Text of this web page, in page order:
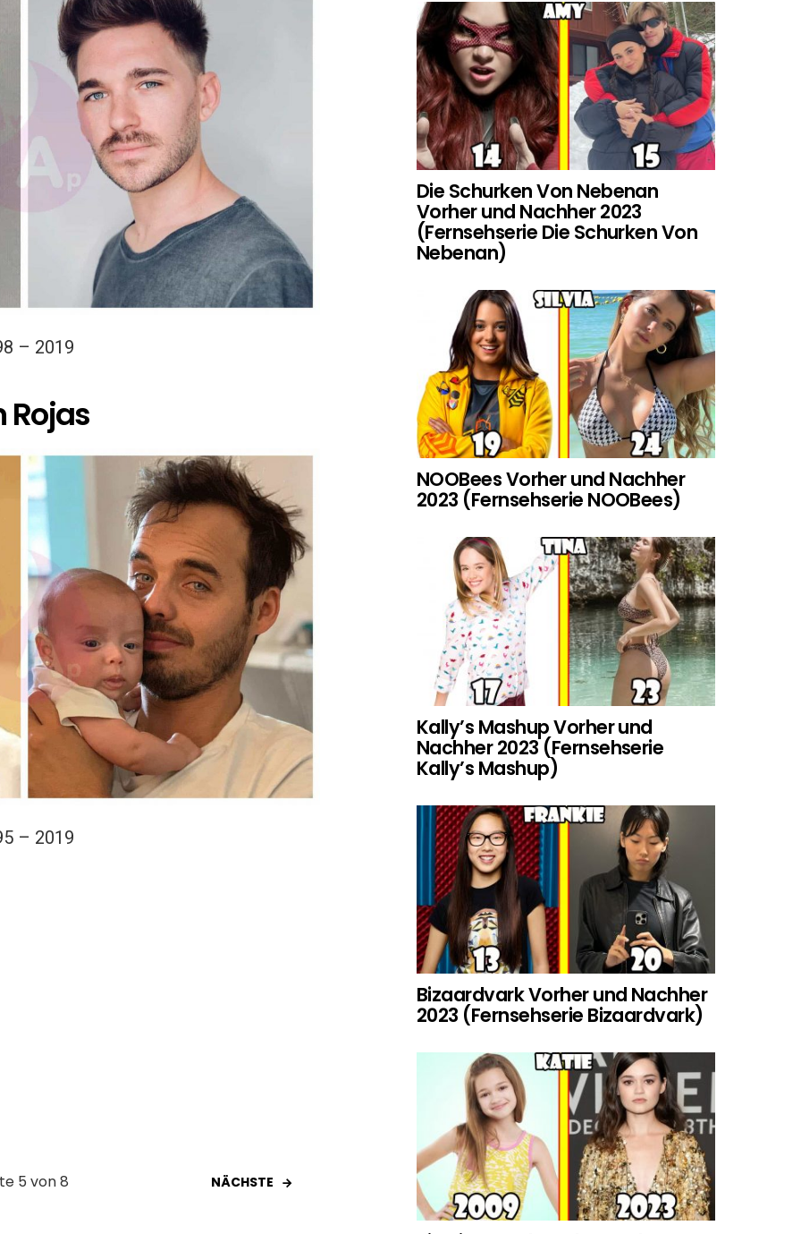
– 2019
Rojas
– 2019
5 von 8 NÄCHSTE
Die Schurken Von Nebenan
Vorher und Nachher 2023
(Fernsehserie Die Schurken Von
Nebenan)
NOOBees Vorher und Nachher
2023 (Fernsehserie NOOBees)
Kally’s Mashup Vorher und
Nachher 2023 (Fernsehserie
Kally’s Mashup)
Bizaardvark Vorher und Nachher
2023 (Fernsehserie Bizaardvark)